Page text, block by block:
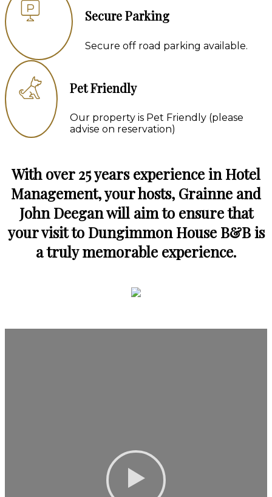
Secure Parking
Secure off road parking available.
Pet Friendly
Our property is Pet Friendly (please
advise on reservation)
With over 25 years experience in Hotel
Management, your hosts, Grainne and
John Deegan will aim to ensure that
your visit to Dungimmon House B&B is
a truly memorable experience.